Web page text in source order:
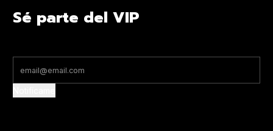
Sé parte del VIP